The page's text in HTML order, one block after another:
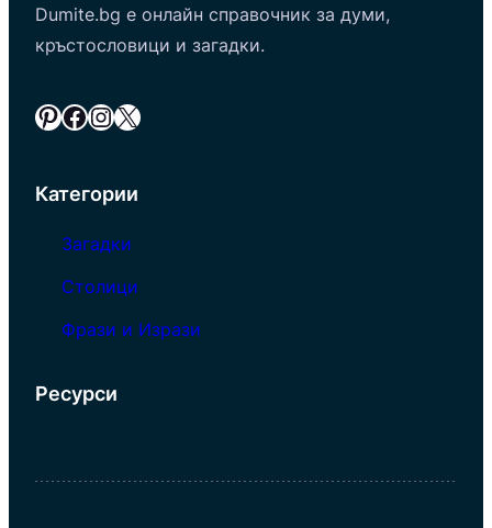
Dumite.bg е онлайн справочник за думи,
кръстословици и загадки.
Pinterest Facebook InstagramX
Категории
Загадки
Столици
Фрази и Изрази
Ресурси